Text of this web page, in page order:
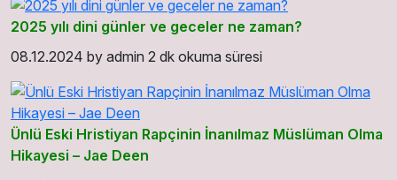
2025 yılı dini günler ve geceler ne zaman?
08.12.2024 by admin 2 dk okuma süresi
Ünlü Eski Hristiyan Rapçinin İnanılmaz Müslüman Olma
Hikayesi – Jae Deen